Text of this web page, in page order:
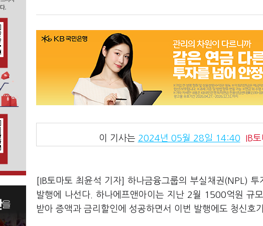
이 기사는 2024년 05월 28일 14:40 IB
[IB토마토 최윤석 기자] 하나금융그룹의 부실채권(NPL)
발행에 나선다. 하나에프앤아이는 지난 2월 1500억원 규
받아 증액과 금리할인에 성공하면서 이번 발행에도 청신호